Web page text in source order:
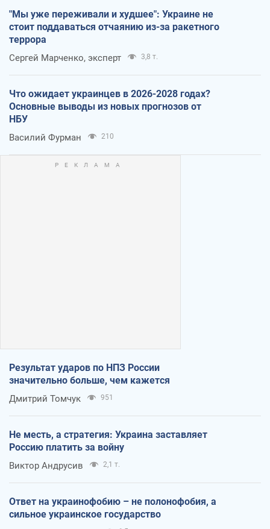
"Мы уже переживали и худшее": Украине не
стоит поддаваться отчаянию из-за ракетного
террора
Сергей Марченко, эксперт 3,8 т.
Что ожидает украинцев в 2026-2028 годах?
Основные выводы из новых прогнозов от
НБУ
Василий Фурман 210
Результат ударов по НПЗ России
значительно больше, чем кажется
Дмитрий Томчук 951
Не месть, а стратегия: Украина заставляет
Россию платить за войну
Виктор Андрусив 2,1 т.
Ответ на украинофобию – не полонофобия, а
сильное украинское государство